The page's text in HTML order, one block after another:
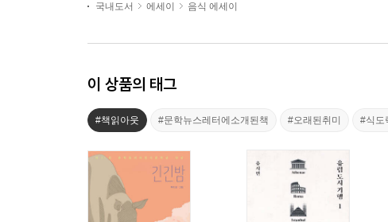
국내도서 에세이 음식 에세이
이 상품의 태그
#책읽아웃 #문학뉴스레터에소개된책 #오래된취미 #식도